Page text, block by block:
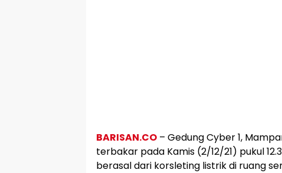
BARISAN.CO – Gedung Cyber 1,
terbakar pada Kamis (2/12/21) pukul
berasal dari korsleting listrik di ruang